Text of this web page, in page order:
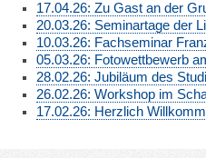
17.04.26: Zu Gast an der
20.03.26: Seminartage der
10.03.26: Fachseminar
05.03.26: Fotowettbewerb
28.02.26: Jubiläum des
26.02.26: Workshop im
17.02.26: Herzlich